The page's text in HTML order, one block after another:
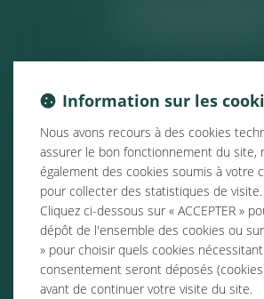
Information sur les
Nous avons recours à des cookies
assurer le bon fonctionnement du site,
également des cookies soumis à votre
pour collecter des statistiques de visite.
Cliquez ci-dessous sur « ACCEPTER »
dépôt de l'ensemble des cookies ou sur
» pour choisir quels cookies
consentement seront déposés
avant de continuer votre visite du site.